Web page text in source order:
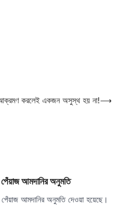
করলেই একজন অসুস্থ হয় না!⟶
আমদানির অনুমতি
আমদানির অনুমতি দেওয়া হয়েছে।